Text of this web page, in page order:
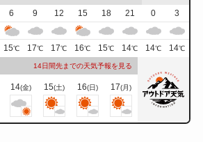
6 9 12 15 18 21 0
3
15℃ 17℃ 17℃ 16℃ 15℃ 14℃ 14℃ 14℃
14日間先までの天気予報を見る
14(金) 15(土) 16(日) 17(月)